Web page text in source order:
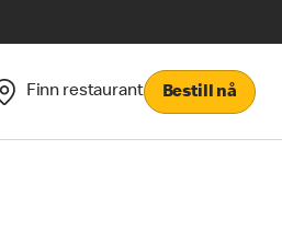
Finn restaurant Bestill nå